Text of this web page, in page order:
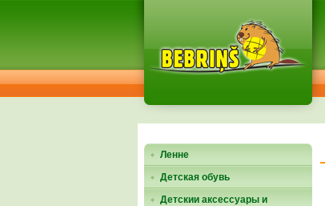
Ленне
Детская обувь
Детскии аксессуары и